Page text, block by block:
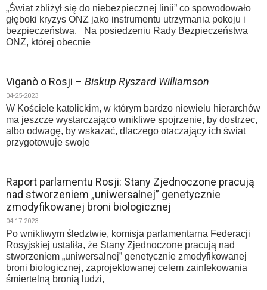
„Świat zbliżył się do niebezpiecznej linii” co spowodowało
głęboki kryzys ONZ jako instrumentu utrzymania pokoju i
bezpieczeństwa. Na posiedzeniu Rady Bezpieczeństwa
ONZ, której obecnie
Viganò o Rosji – Biskup Ryszard Williamson
04-25-2023
W Kościele katolickim, w którym bardzo niewielu hierarchów
ma jeszcze wystarczająco wnikliwe spojrzenie, by dostrzec,
albo odwagę, by wskazać, dlaczego otaczający ich świat
przygotowuje swoje
Raport parlamentu Rosji: Stany Zjednoczone pracują
nad stworzeniem „uniwersalnej” genetycznie
zmodyfikowanej broni biologicznej
04-17-2023
Po wnikliwym śledztwie, komisja parlamentarna Federacji
Rosyjskiej ustaliła, że Stany Zjednoczone pracują nad
stworzeniem „uniwersalnej” genetycznie zmodyfikowanej
broni biologicznej, zaprojektowanej celem zainfekowania
śmiertelną bronią ludzi,